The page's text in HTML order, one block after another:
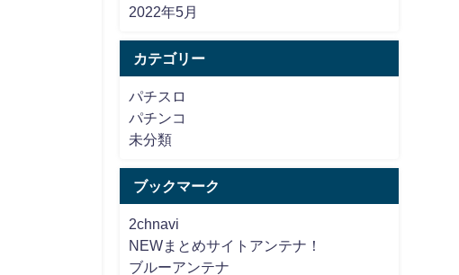
2022年5月
カテゴリー
パチスロ
パチンコ
未分類
ブックマーク
2chnavi
NEWまとめサイトアンテナ！
ブルーアンテナ